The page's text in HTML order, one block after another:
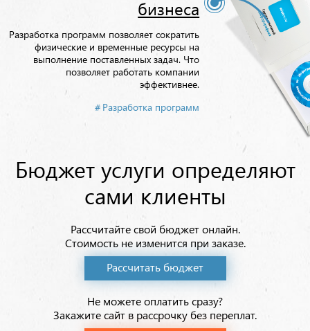
бизнеса
Разработка программ позволяет сократить
физические и временные ресурсы на
выполнение поставленных задач. Что
позволяет работать компании
эффективнее.
Разработка программ
Бюджет услуги определяют
сами клиенты
Рассчитайте свой бюджет онлайн.
Стоимость не изменится при заказе.
Рассчитать бюджет
Не можете оплатить сразу?
Закажите сайт в рассрочку без переплат.